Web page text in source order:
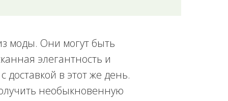
моды. Они могут быть
элегантность и
в этот же день.
необыкновенную